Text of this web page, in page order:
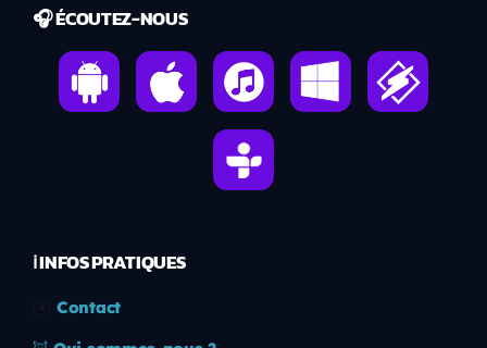
🎧 ÉCOUTEZ-NOUS
ℹ️ INFOS PRATIQUES
Contact